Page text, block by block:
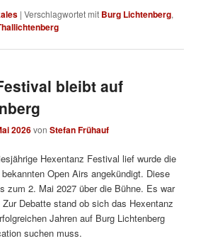
|Verschlagwortet mit Burg Lichtenberg,
bleibt auf
2026vonStefan Frühauf
Hexentanz Festival lief wurde die
Open Airs angekündigt. Diese
zum 2. Mai 2027 über die Bühne. Es war
Debatte stand ob sich das Hexentanz
Jahren auf Burg Lichtenberg
suchen muss.